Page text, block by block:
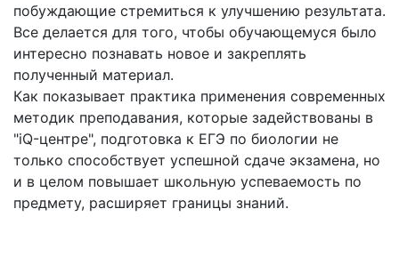
побуждающие стремиться к улучшению результата.
Все делается для того, чтобы обучающемуся было
интересно познавать новое и закреплять
полученный материал.
Как показывает практика применения современных
методик преподавания, которые задействованы в
"iQ-центре", подготовка к ЕГЭ по биологии не
только способствует успешной сдаче экзамена, но
и в целом повышает школьную успеваемость по
предмету, расширяет границы знаний.